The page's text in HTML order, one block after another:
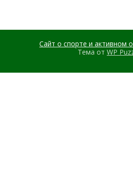
Сайт о спорте и активном
Тема от WP